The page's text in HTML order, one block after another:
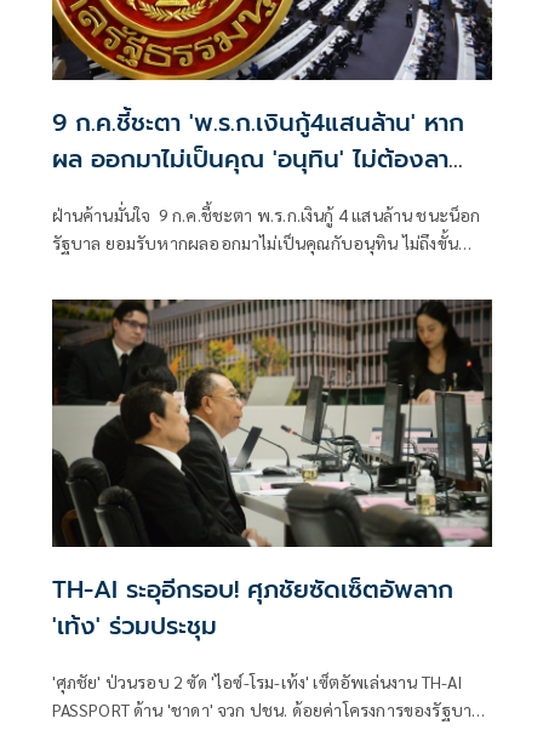
9 ก.ค.ชี้ชะตา 'พ.ร.ก.เงินกู้4แสนล้าน' หาก
ผล ออกมาไม่เป็นคุณ 'อนุทิน' ไม่ต้องลา
ฝ่านค้านมั่นใจ 9 ก.ค.ชี้ชะตา พ.ร.ก.เงินกู้ 4 แสนล้าน ชนะน็อก
รัฐบาล ยอมรับหากผลออกมาไม่เป็นคุณกับอนุทิน ไม่ถึงขั้น
เสียง ลงมติออกพ.ร.ก.ขัดรธน.
TH-AI ระอุอีกรอบ! ศุภชัยซัดเซ็ตอัพลาก
'เท้ง' ร่วมประชุม
'ศุภชัย' ป่วนรอบ 2 ซัด 'ไอซ์-โรม-เท้ง' เซ็ตอัพเล่นงาน TH-AI
PASSPORT ด้าน 'ชาดา' จวก ปชน. ด้อยค่าโครงการของรัฐบาล